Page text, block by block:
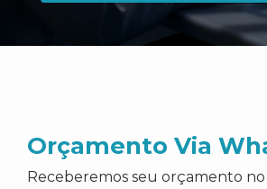
Orçamento Via
Receberemos seu orçamento